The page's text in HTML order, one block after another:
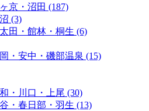
京・沼田 (187)
(3)
田・館林・桐生 (6)
・安中・磯部温泉 (15)
・川口・上尾 (30)
・春日部・羽生 (13)